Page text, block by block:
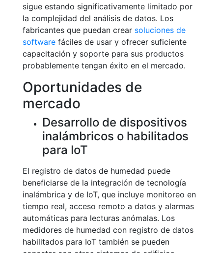
sigue estando significativamente limitado por
la complejidad del análisis de datos. Los
fabricantes que puedan crear soluciones de
software fáciles de usar y ofrecer suficiente
capacitación y soporte para sus productos
probablemente tengan éxito en el mercado.
Oportunidades de
mercado
Desarrollo de dispositivos
inalámbricos o habilitados
para IoT
El registro de datos de humedad puede
beneficiarse de la integración de tecnología
inalámbrica y de IoT, que incluye monitoreo en
tiempo real, acceso remoto a datos y alarmas
automáticas para lecturas anómalas. Los
medidores de humedad con registro de datos
habilitados para IoT también se pueden